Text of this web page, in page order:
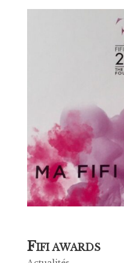
FIFI AWARDS